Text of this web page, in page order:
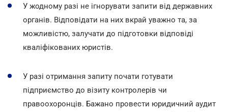
У жодному разі не ігнорувати запити від державних
органів. Відповідати на них вкрай уважно та, за
можливістю, залучати до підготовки відповіді
кваліфікованих юристів.
У разі отримання запиту почати готувати
підприємство до візиту контролерів чи
правоохоронців. Бажано провести юридичний аудит